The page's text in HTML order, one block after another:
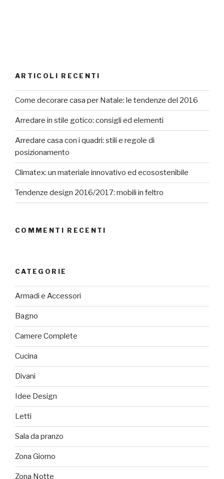
ARTICOLI RECENTI
Come decorare casa per Natale: le tendenze del 2016
Arredare in stile gotico: consigli ed elementi
Arredare casa con i quadri: stili e regole di
posizionamento
Climatex: un materiale innovativo ed ecosostenibile
Tendenze design 2016/2017: mobili in feltro
COMMENTI RECENTI
CATEGORIE
Armadi e Accessori
Bagno
Camere Complete
Cucina
Divani
Idee Design
Letti
Sala da pranzo
Zona Giorno
Zona Notte